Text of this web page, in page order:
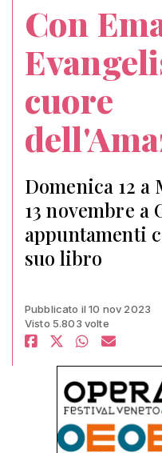
Con
cuore
Domenica 12 a
13 novembre
appuntamenti
suo libro
Pubblicato il 10 nov 2023
Visto 5.803 volte